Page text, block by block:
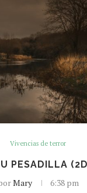
Vivencias de terror
PESADILLA
Mary 6:38 pm